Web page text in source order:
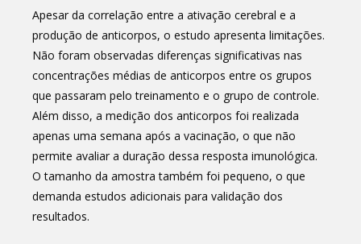
Apesar da correlação entre a ativação cerebral e a
produção de anticorpos, o estudo apresenta limitações.
Não foram observadas diferenças significativas nas
concentrações médias de anticorpos entre os grupos
que passaram pelo treinamento e o grupo de controle.
Além disso, a medição dos anticorpos foi realizada
apenas uma semana após a vacinação, o que não
permite avaliar a duração dessa resposta imunológica.
O tamanho da amostra também foi pequeno, o que
demanda estudos adicionais para validação dos
resultados.